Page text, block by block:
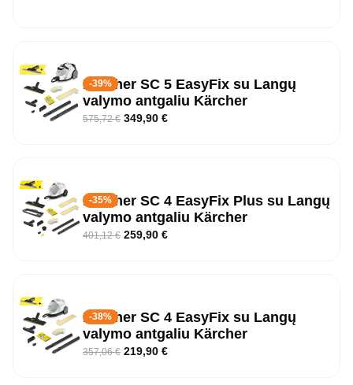
-39%
Kärcher SC 5 EasyFix su Langų
valymo antgaliu Kärcher
575,72€ 349,90 €
-35%
Kärcher SC 4 EasyFix Plus su Langų
valymo antgaliu Kärcher
401,12€ 259,90 €
-38%
Kärcher SC 4 EasyFix su Langų
valymo antgaliu Kärcher
357,06€ 219,90 €